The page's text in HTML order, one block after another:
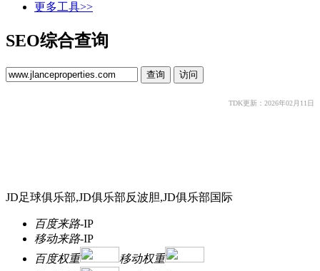
更多工具>>
SEO综合查询
TDK更新：2026年02月11日
JD足球俱乐部,JD俱乐部反波胆,JD俱乐部国际
百度来路-IP
移动来路-IP
百度权重
移动权重